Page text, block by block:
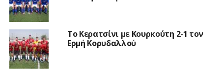
Το Κερατσίνι με Κουρκούτη 2-1 τον
Ερμή Κορυδαλλού